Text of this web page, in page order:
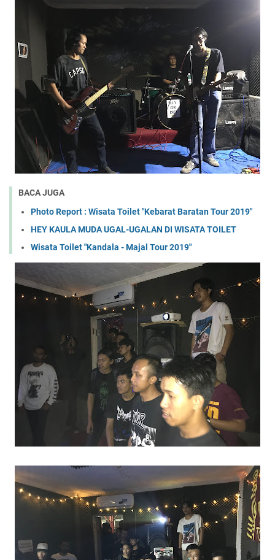
BACA JUGA
Photo Report : Wisata Toilet "Kebarat Baratan Tour 2019"
HEY KAULA MUDA UGAL-UGALAN DI WISATA TOILET
Wisata Toilet "Kandala - Majal Tour 2019"